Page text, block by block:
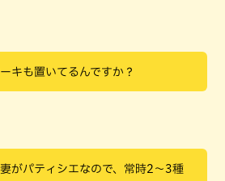
キも置いてるんですか？
がパティシエなので、常時2～3種